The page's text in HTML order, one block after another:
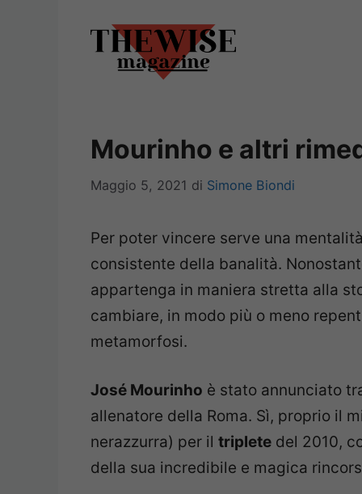
Mourinho e altri
Maggio 5, 2021 di Simone Biondi
Per poter vincere serve una
consistente della banalità.
appartenga in maniera stretta alla
cambiare, in modo più o meno
metamorfosi.
José Mourinho è stato annunciato
allenatore della Roma. Sì, proprio il
nerazzurra) per il triplete del 2010,
della sua incredibile e magica